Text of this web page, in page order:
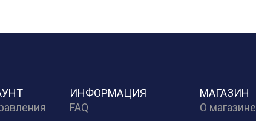
ИНФОРМАЦИЯ
FAQ
МАГАЗИН
О магазине